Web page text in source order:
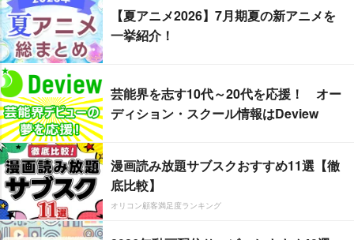
【夏アニメ2026】7月期夏の新アニメを
一挙紹介！
芸能界を志す10代～20代を応援！ オー
ディション・スクール情報はDeview
漫画読み放題サブスクおすすめ11選【徹
底比較】
オリコン顧客満足度ランキング